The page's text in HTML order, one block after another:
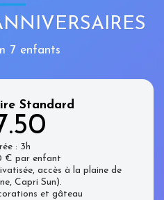
7 enfants
Standard
: 3h
€ par enfant
accès à la plaine de
Capri Sun).
et gâteau